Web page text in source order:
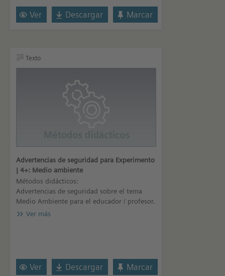
Ver Descargar Marcar
Texto
Advertencias de seguridad para Experimento
| 4+: Medio ambiente
Métodos didácticos:
Advertencias de seguridad sobre el tema
Medio Ambiente para el educador / profesor.
Ver más
Ver Descargar Marcar